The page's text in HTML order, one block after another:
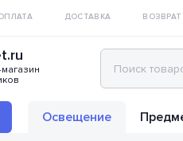
ДОСТАВКА
Освещение